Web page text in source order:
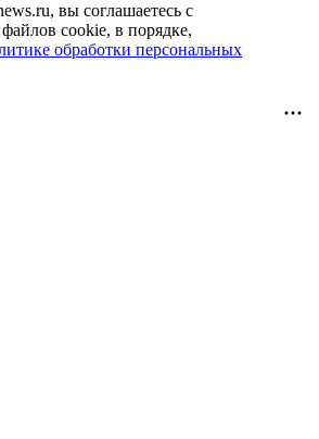
вы соглашаетесь с
cookie, в порядке,
обработки персональных